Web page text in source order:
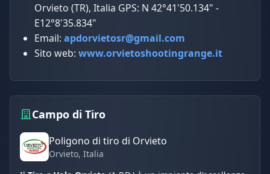
Orvieto (TR), Italia GPS: N 42°41'50.134" -
E12°8'35.834"
Email: apdorvietosr@gmail.com
Sito web: www.orvietoshootingrange.it
Campo di Tiro
Poligono di tiro di Orvieto
Orvieto, Italia